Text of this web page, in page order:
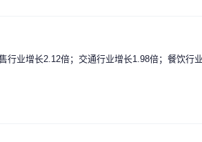
业增长2.12倍；交通行业增长1.98倍；餐饮行